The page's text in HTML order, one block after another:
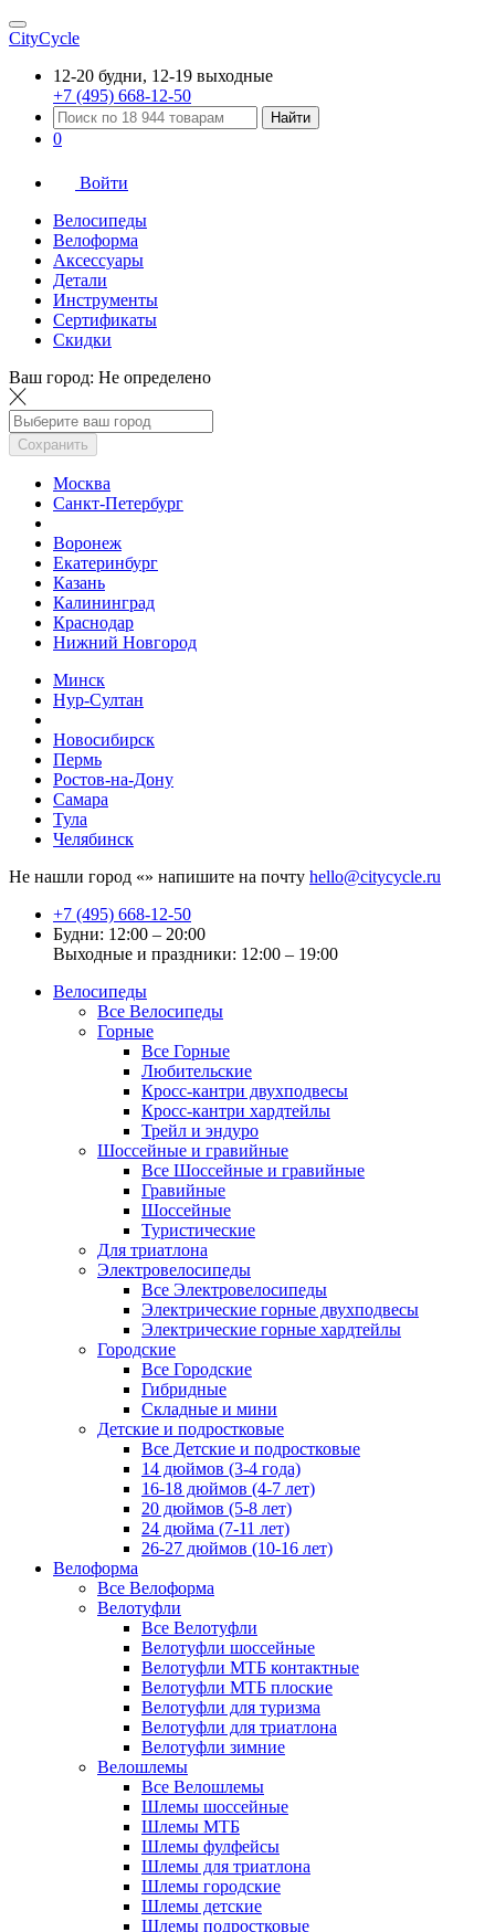
CityCycle
12-20 будни, 12-19 выходные
+7 (495) 668-12-50
Найти
0
Войти
Велосипеды
Велоформа
Аксессуары
Детали
Инструменты
Сертификаты
Скидки
Ваш город: Не определено
Сохранить
Москва
Санкт-Петербург
Воронеж
Екатеринбург
Казань
Калининград
Краснодар
Нижний Новгород
Минск
Нур-Султан
Новосибирск
Пермь
Ростов-на-Дону
Самара
Тула
Челябинск
Не нашли город «» напишите на почту hello@citycycle.ru
+7 (495) 668-12-50
Будни: 12:00 – 20:00
Выходные и праздники: 12:00 – 19:00
Велосипеды
Все Велосипеды
Горные
Все Горные
Любительские
Кросс-кантри двухподвесы
Кросс-кантри хардтейлы
Трейл и эндуро
Шоссейные и гравийные
Все Шоссейные и гравийные
Гравийные
Шоссейные
Туристические
Для триатлона
Электровелосипеды
Все Электровелосипеды
Электрические горные двухподвесы
Электрические горные хардтейлы
Городские
Все Городские
Гибридные
Складные и мини
Детские и подростковые
Все Детские и подростковые
14 дюймов (3-4 года)
16-18 дюймов (4-7 лет)
20 дюймов (5-8 лет)
24 дюйма (7-11 лет)
26-27 дюймов (10-16 лет)
Велоформа
Все Велоформа
Велотуфли
Все Велотуфли
Велотуфли шоссейные
Велотуфли МТБ контактные
Велотуфли МТБ плоские
Велотуфли для туризма
Велотуфли для триатлона
Велотуфли зимние
Велошлемы
Все Велошлемы
Шлемы шоссейные
Шлемы МТБ
Шлемы фулфейсы
Шлемы для триатлона
Шлемы городские
Шлемы детские
Шлемы подростковые